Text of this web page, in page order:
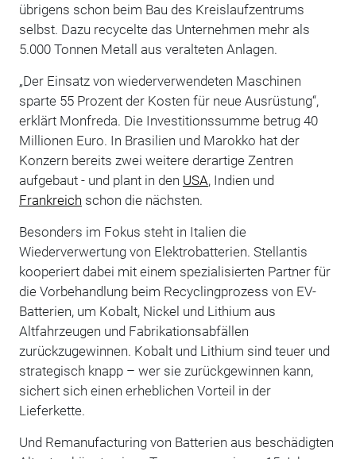
übrigens schon beim Bau des Kreislaufzentrums
selbst. Dazu recycelte das Unternehmen mehr als
5.000 Tonnen Metall aus veralteten Anlagen.
„Der Einsatz von wiederverwendeten Maschinen
sparte 55 Prozent der Kosten für neue Ausrüstung“,
erklärt Monfreda. Die Investitionssumme betrug 40
Millionen Euro. In Brasilien und Marokko hat der
Konzern bereits zwei weitere derartige Zentren
aufgebaut - und plant in den USA, Indien und
Frankreich schon die nächsten.
Besonders im Fokus steht in Italien die
Wiederverwertung von Elektrobatterien. Stellantis
kooperiert dabei mit einem spezialisierten Partner für
die Vorbehandlung beim Recyclingprozess von EV-
Batterien, um Kobalt, Nickel und Lithium aus
Altfahrzeugen und Fabrikationsabfällen
zurückzugewinnen. Kobalt und Lithium sind teuer und
strategisch knapp – wer sie zurückgewinnen kann,
sichert sich einen erheblichen Vorteil in der
Lieferkette.
Und Remanufacturing von Batterien aus beschädigten